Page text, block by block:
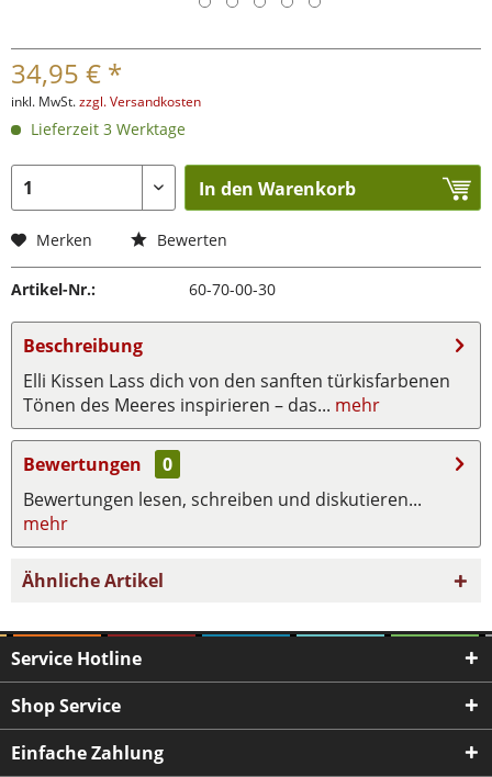
34,95 € *
inkl. MwSt.zzgl. Versandkosten
Lieferzeit 3 Werktage
In den Warenkorb
Merken Bewerten
Artikel-Nr.: 60-70-00-30
Beschreibung
Elli Kissen Lass dich von den sanften türkisfarbenen
Tönen des Meeres inspirieren – das... mehr
Bewertungen
0
Bewertungen lesen, schreiben und diskutieren...
mehr
Ähnliche Artikel
Service Hotline
Shop Service
Einfache Zahlung